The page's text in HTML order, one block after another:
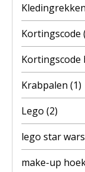
Kledingrekken
Kortingscode
Kortingscode
Krabpalen (1)
Lego (2)
lego star wars
make-up